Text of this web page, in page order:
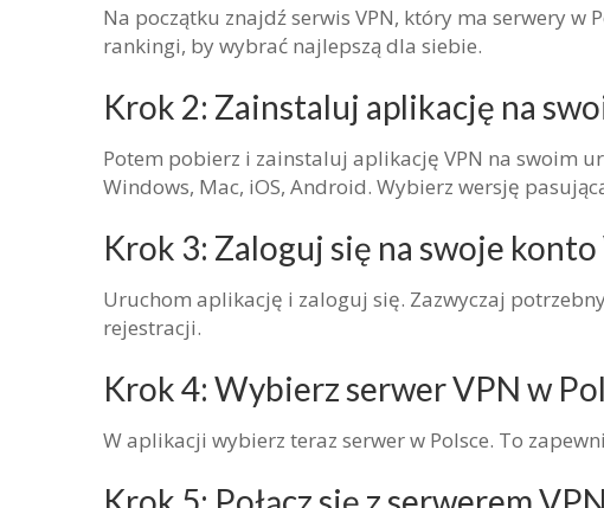
Na początku znajdź serwis VPN, który ma serwery w
rankingi, by wybrać najlepszą dla siebie.
Krok 2: Zainstaluj aplikację na
Potem pobierz i zainstaluj aplikację VPN na swoim
Windows, Mac, iOS, Android. Wybierz wersję
Krok 3: Zaloguj się na swoje konto
Uruchom aplikację i zaloguj się. Zazwyczaj
rejestracji.
Krok 4: Wybierz serwer VPN w
W aplikacji wybierz teraz serwer w Polsce. To